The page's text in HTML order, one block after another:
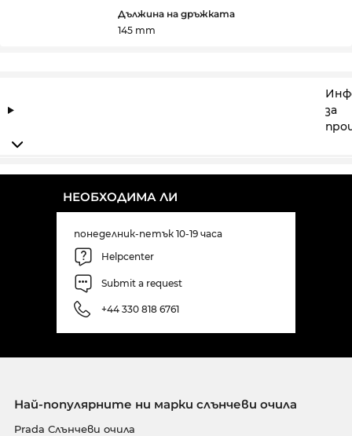
Дължина на дръжката
145 mm
за
НЕОБХОДИМА ЛИ
понеделник-петък 10-19 часа
Helpcenter
Submit a request
+44 330 818 6761
Най-популярните ни марки слънчеви очила
Prada Слънчеви очила